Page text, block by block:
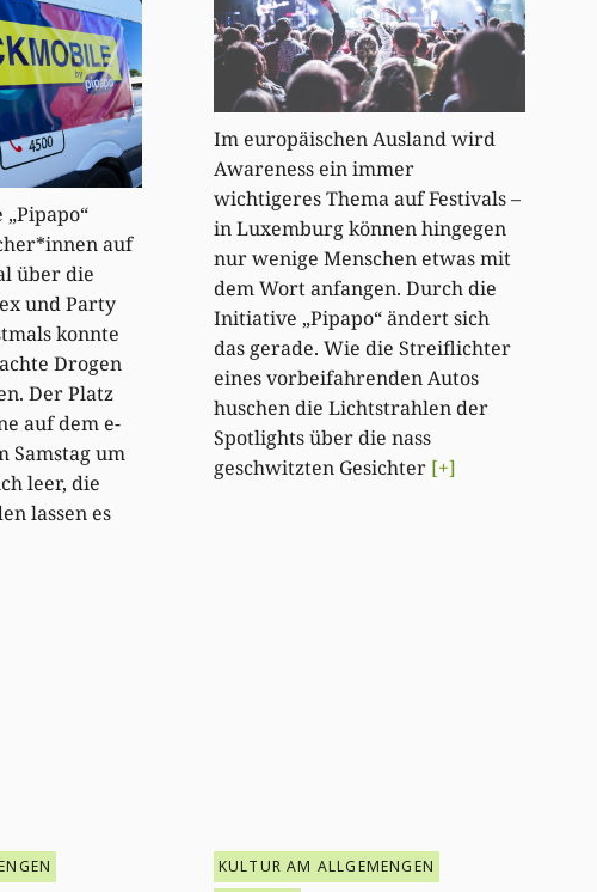
auf
über die
und Party
konnte
Drogen
Der Platz
auf dem e-
Samstag um
leer, die
lassen es
Im europäischen Ausland wird
Awareness ein immer
wichtigeres Thema auf Festivals –
in Luxemburg können hingegen
nur wenige Menschen etwas mit
dem Wort anfangen. Durch die
Initiative „Pipapo“ ändert sich
das gerade. Wie die Streiflichter
eines vorbeifahrenden Autos
huschen die Lichtstrahlen der
Spotlights über die nass
geschwitzten Gesichter [+]
KULTUR AM ALLGEMENGEN